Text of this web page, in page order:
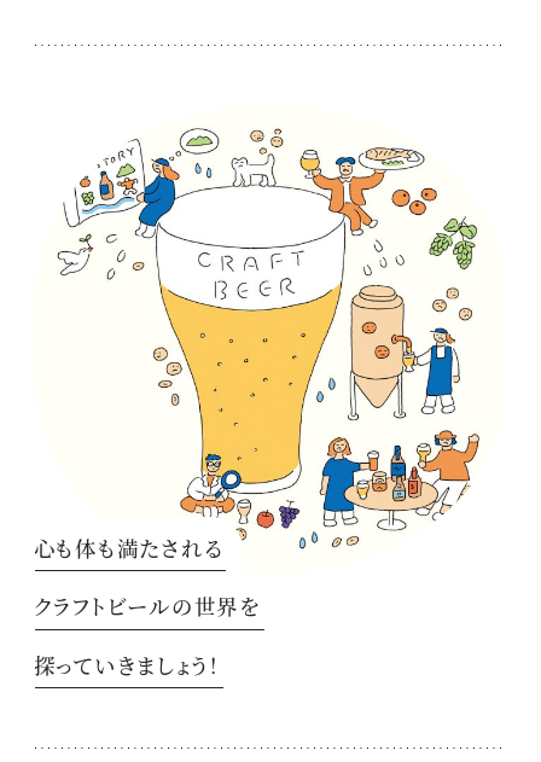
心も体も満たされる
クラフトビールの世界を
探っていきましょう！